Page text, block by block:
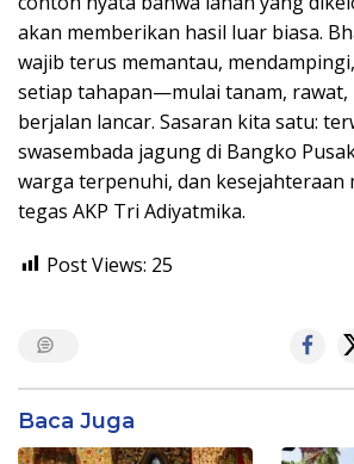
akan memberikan hasil luar biasa.
wajib terus memantau,
setiap tahapan—mulai tanam,
berjalan lancar. Sasaran kita satu:
swasembada jagung di Bangko
warga terpenuhi, dan kesejahteraan
tegas AKP Tri Adiyatmika.
Post Views: 25
Baca Juga